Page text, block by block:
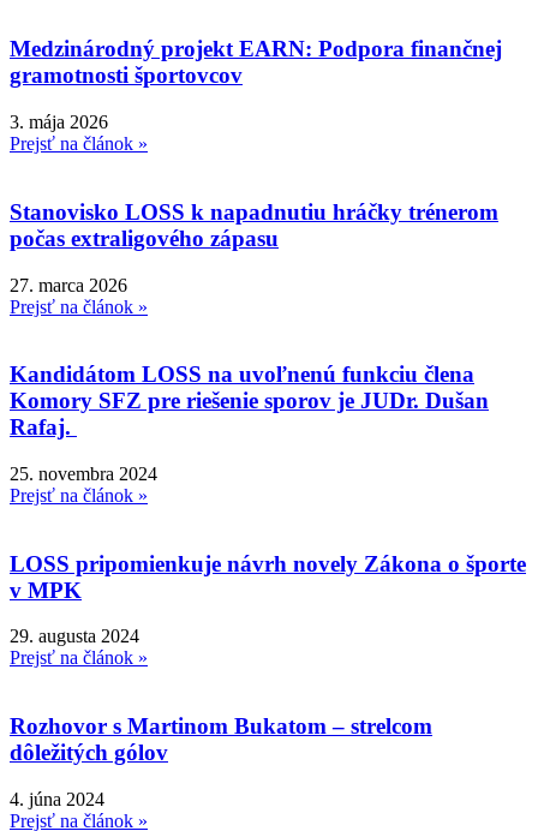
Medzinárodný projekt EARN: Podpora finančnej
gramotnosti športovcov
3. mája 2026
Prejsť na článok »
Stanovisko LOSS k napadnutiu hráčky trénerom
počas extraligového zápasu
27. marca 2026
Prejsť na článok »
Kandidátom LOSS na uvoľnenú funkciu člena
Komory SFZ pre riešenie sporov je JUDr. Dušan
Rafaj.
25. novembra 2024
Prejsť na článok »
LOSS pripomienkuje návrh novely Zákona o športe
v MPK
29. augusta 2024
Prejsť na článok »
Rozhovor s Martinom Bukatom – strelcom
dôležitých gólov
4. júna 2024
Prejsť na článok »